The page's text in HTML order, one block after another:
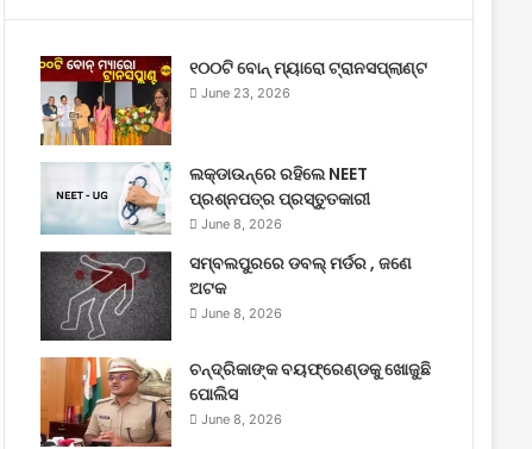
୧୦୦ଟି ବୋନ୍ ମ୍ୟାରୋ ଟ୍ରାନସପ୍ଲାଣ୍ଟ
June 23, 2026
ଲକ୍‌ଡାଉନ୍‌ରେ ରହିଲେ NEET
ପ୍ରଶ୍ନପତ୍ର ପ୍ରସ୍ତୁତକାରୀ
June 8, 2026
ସମ୍ବଲପୁରରେ ଡବଲ୍ ମର୍ଡର , ଜଣେ
ଅଟକ
June 8, 2026
ଚନ୍ଦ୍ରିକାଙ୍କ ବୟଫ୍ରେଣ୍ଡକୁ ଖୋଜୁଛି
ପୋଲିସ
June 8, 2026